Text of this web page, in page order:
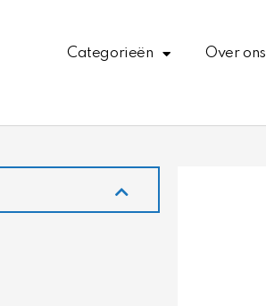
Categorieën Over ons